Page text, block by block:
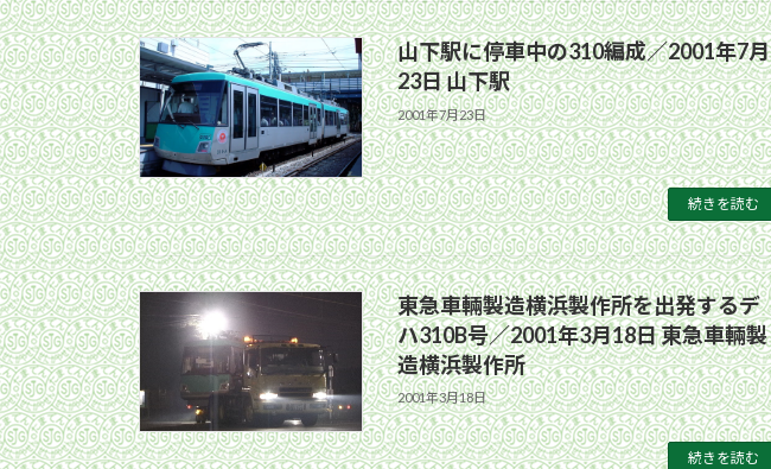
山下駅に停車中の310編成／2001年7月
23日 山下駅
2001年7月23日
続きを読む
東急車輛製造横浜製作所を出発するデ
ハ310B号／2001年3月18日 東急車輛製
造横浜製作所
2001年3月18日
続きを読む